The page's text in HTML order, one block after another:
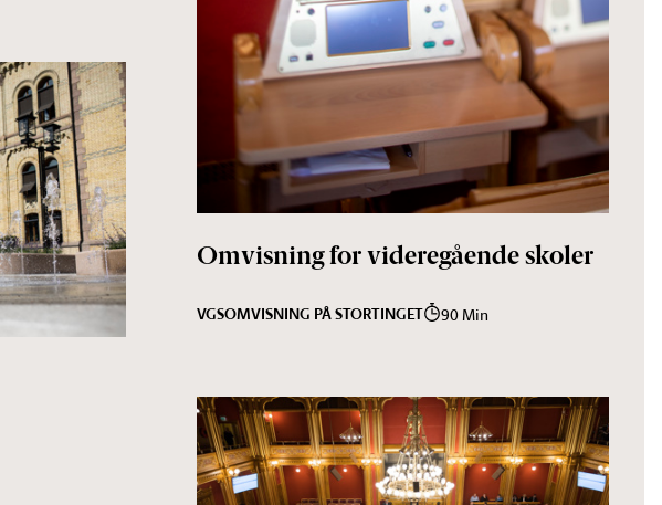
Omvisning for videregående skoler
VGSOMVISNING PÅ STORTINGET 90 Min